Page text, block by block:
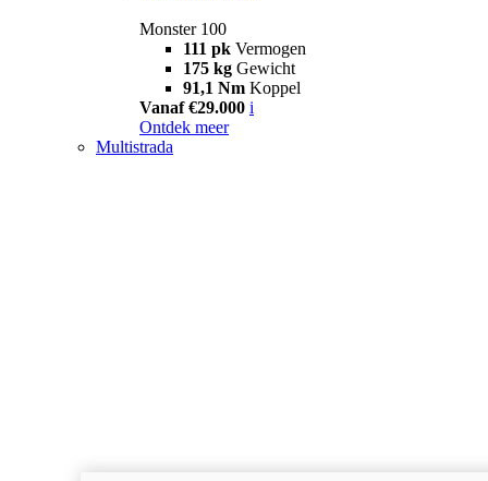
Monster 100
111 pk Vermogen
175 kg Gewicht
91,1 Nm Koppel
Vanaf €29.000 i
Ontdek meer
Multistrada